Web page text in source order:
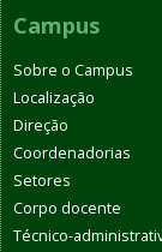
Campus
Sobre o Campus
Localização
Direção
Coordenadorias
Setores
Corpo docente
Técnico-